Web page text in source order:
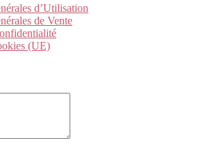
d’Utilisation
de Vente
(UE)